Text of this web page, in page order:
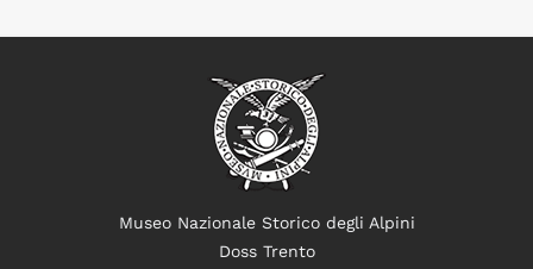
Museo Nazionale Storico degli Alpini
Doss Trento